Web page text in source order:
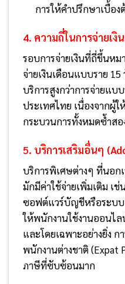
การให้คำปรึกษาเบื้อง
4. ความถี่ในการจ่ายเ
รอบการจ่ายเงินที่ถี่ขึ้นห
จ่ายเงินเดือนแบบราย
บริการสูงกว่าการจ่ายแบ
ประเทศไทย เนื่องจากผู้ใ
กระบวนการทั้งหมดซ้ำสอ
5. บริการเสริมอื่นๆ
บริการพิเศษต่างๆ ที่นอก
มักมีค่าใช้จ่ายเพิ่มเติม เ
ซอฟต์แวร์บัญชีหรือระบบ
ให้พนักงานใช้งานออนไล
และโดยเฉพาะอย่างยิ่ง ก
พนักงานต่างชาติ (Expat
ภาษีที่ซับซ้อนมาก